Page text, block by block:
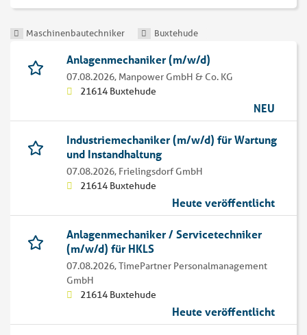
Maschinenbautechniker Buxtehude
Anlagenmechaniker (m/w/d)
07.08.2026, Manpower GmbH & Co. KG
21614 Buxtehude
NEU
Industriemechaniker (m/w/d) für Wartung
und Instandhaltung
07.08.2026, Frielingsdorf GmbH
21614 Buxtehude
Heute veröffentlicht
Anlagenmechaniker / Servicetechniker
(m/w/d) für HKLS
07.08.2026,TimePartner Personalmanagement
GmbH
21614 Buxtehude
Heute veröffentlicht